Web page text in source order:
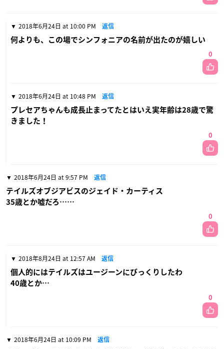
2018年6月24日 at 10:00 PM 返信
何よりも、この場でシンフォニアの名前が出たのが嬉しい
0
2018年6月24日 at 10:48 PM 返信
プレセアちゃんも成長止まってたとはいえ実年齢は28歳で驚
きました！
0
2018年6月24日 at 9:57 PM 返信
テイルズオブジアビスのジェイド・カーティス
35歳とか嘘だろ……
0
2018年8月24日 at 12:57 AM 返信
個人的にはテイルズはユージーンにびっくりしたわ
40歳とか…
0
2018年6月24日 at 10:09 PM 返信